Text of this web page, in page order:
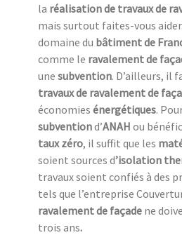
la réalisation de travaux de
mais surtout faites-vous
domaine du bâtiment de
comme le ravalement de
une subvention. D’ailleurs, il
travaux de ravalement de
économies énergétiques.
subventiond’ANAH ou
taux zéro, il suffit que les
soient sources d’isolation
travaux soient confiés à des
tels que l’entreprise
ravalement de façade ne
trois ans.